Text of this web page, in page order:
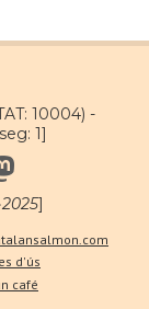
10004) -
1]
]
d'ús
café